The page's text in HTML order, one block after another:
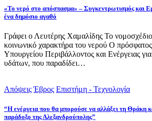
«Το νερό στο απόσπασμα» – Συγκεντρωτισμός και
ένα δημόσιο αγαθό
Γράφει ο Λευτέρης Χαμαλίδης Το
κοινωνικό χαρακτήρα του νερού Ο
Υπουργείου Περιβάλλοντος και Ενέργειας
υδάτων, που παραδίδει…
Απόψεις Έβρος Επιστήμη - Τεχνολογία
“Η ενέργεια που θα μπορούσε να αλλάξει τη Θράκη
παράδοξο της Αλεξανδρούπολης”